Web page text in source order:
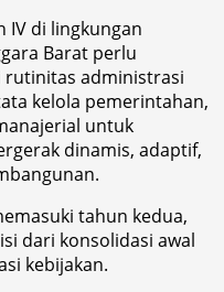
IV di lingkungan
Barat perlu
rutinitas administrasi
kelola pemerintahan,
untuk
dinamis, adaptif,
tahun kedua,
dari konsolidasi awal
kebijakan.